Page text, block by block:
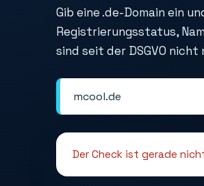
Gib eine .de-Domain ein
Registrierungsstatus,
sind seit der DSGVO
Der Check ist gerade